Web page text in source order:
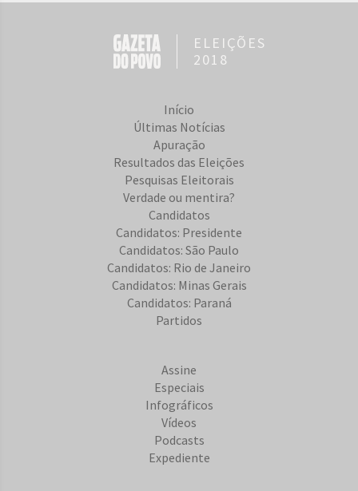
ELEIÇÕES
2018
Início
Últimas Notícias
Apuração
Resultados das Eleições
Pesquisas Eleitorais
Verdade ou mentira?
Candidatos
Candidatos: Presidente
Candidatos: São Paulo
Candidatos: Rio de Janeiro
Candidatos: Minas Gerais
Candidatos: Paraná
Partidos
Assine
Especiais
Infográficos
Vídeos
Podcasts
Expediente